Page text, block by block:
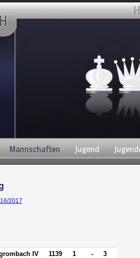
Mannschaften Jugend
2017
IV 1139 1 -
3